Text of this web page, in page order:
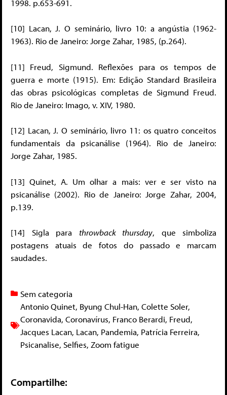
1998. p.653-691.
[10] Lacan, J. O seminário, livro 10: a angústia (1962-
1963). Rio de Janeiro: Jorge Zahar, 1985, (p.264).
[11] Freud, Sigmund. Reflexões para os tempos de
guerra e morte (1915). Em: Edição Standard Brasileira
das obras psicológicas completas de Sigmund Freud.
Rio de Janeiro: Imago, v. XIV, 1980.
[12] Lacan, J. O seminário, livro 11: os quatro conceitos
fundamentais da psicanálise (1964). Rio de Janeiro:
Jorge Zahar, 1985.
[13] Quinet, A. Um olhar a mais: ver e ser visto na
psicanálise (2002). Rio de Janeiro: Jorge Zahar, 2004,
p.139.
[14] Sigla para throwback thursday, que simboliza
postagens atuais de fotos do passado e marcam
saudades.
Sem categoria
Antonio Quinet, Byung Chul-Han, Colette Soler,
Coronavida, Coronavírus, Franco Berardi, Freud,
Jacques Lacan, Lacan, Pandemia, Patrícia Ferreira,
Psicanalise, Selfies, Zoom fatigue
Compartilhe: